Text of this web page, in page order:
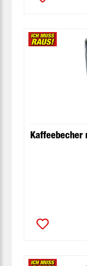
Kaffeebecher